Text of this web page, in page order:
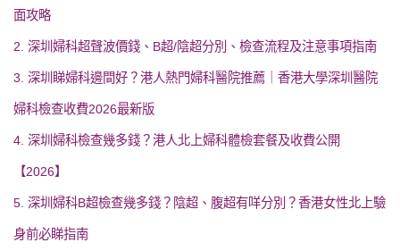
面攻略
2. 深圳婦科超聲波價錢、B超/陰超分別、檢查流程及注意事項指南
3. 深圳睇婦科邊間好？港人熱門婦科醫院推薦｜香港大學深圳醫院
婦科檢查收費2026最新版
4. 深圳婦科檢查幾多錢？港人北上婦科體檢套餐及收費公開
【2026】
5. 深圳婦科B超檢查幾多錢？陰超、腹超有咩分別？香港女性北上驗
身前必睇指南